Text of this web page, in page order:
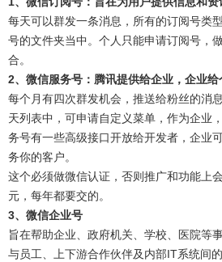
每天可以群发一条消息，所有的订阅号类
号的文件夹当中。个人只能申请订阅号，
合。
2、微信服务号：腾讯提供给企业，企业给
每个月有四次群发机会，推送给粉丝的消
天列表中，可申请自定义菜单，作为企业
务号有一些高级接口开放给开发者，企业
务你的客户。
这个必须做微信认证，否则推广和功能上
元，每年都要交的。
3、微信企业号
旨在帮助企业、政府机关、学校、医院等
与员工、上下游合作伙伴及内部IT系统间